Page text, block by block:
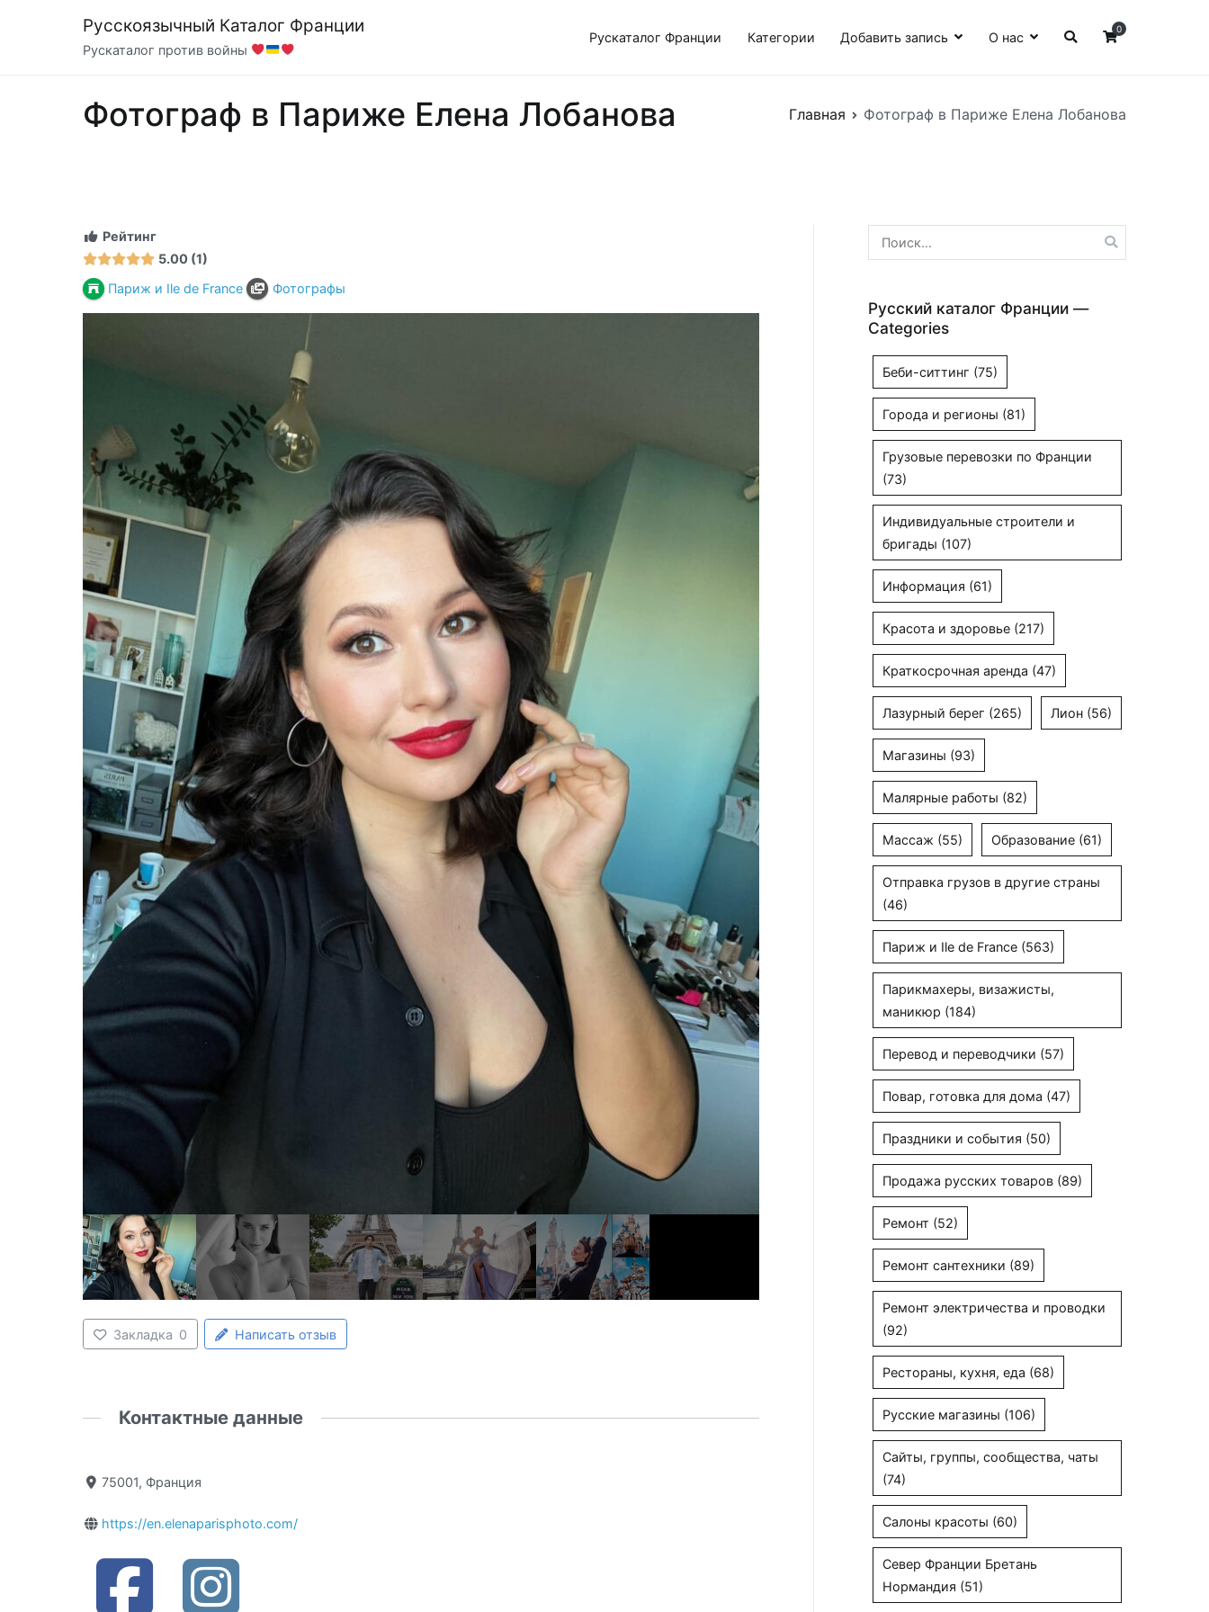
содержимому
Русскоязычный Каталог Франции
Рускаталог против войны
Рускаталог Франции Категории Добавить запись О нас
0
Фотограф в Париже Елена Лобанова Главная Фотограф в Париже Елена Лобанова
Рейтинг
5.00 1
Париж и Ile de France
Фотографы
Закладка 0 Написать отзыв
Контактные данные
75001, Франция
https://en.elenaparisphoto.com/
Найти:
Русский каталог Франции —
Categories
Беби-ситтинг (75)
Города и регионы (81)
Грузовые перевозки по Франции
(73)
Индивидуальные строители и
бригады (107)
Информация (61)
Красота и здоровье (217)
Краткосрочная аренда (47)
Лазурный берег (265) Лион (56)
Магазины (93)
Малярные работы (82)
Массаж (55) Образование (61)
Отправка грузов в другие страны
(46)
Париж и Ile de France (563)
Парикмахеры, визажисты,
маникюр (184)
Перевод и переводчики (57)
Повар, готовка для дома (47)
Праздники и события (50)
Продажа русских товаров (89)
Ремонт (52)
Ремонт сантехники (89)
Ремонт электричества и проводки
(92)
Рестораны, кухня, еда (68)
Русские магазины (106)
Сайты, группы, сообщества, чаты
(74)
Салоны красоты (60)
Север Франции Бретань
Нормандия (51)